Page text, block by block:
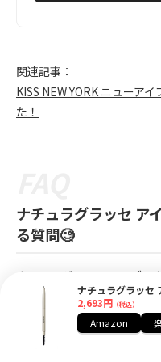
関連記事：
KISS NEW YORK ニューア
た！
ナチュラグラッセ ア
る質問🧐
ナチュラグラッセ アイブロ
をまとめてみました😊✨
もし他に知りたいことや質
い！可能な限りお答えして
ナチュラグラッセ
2,693円 （税込）
Amazon